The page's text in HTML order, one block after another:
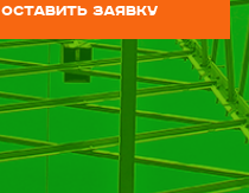
Оставить заявку